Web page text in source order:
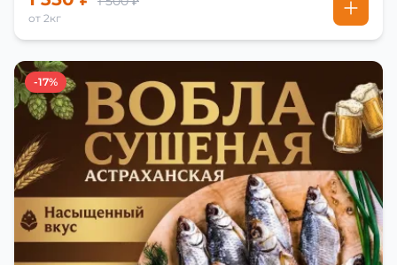
от 2кг
-17%